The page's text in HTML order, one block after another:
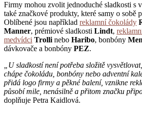
Firmy mohou zvolit jednoduché sladkosti s
také značkové produkty, které samy o sobě
Oblíbené jsou například reklamní čokolády
Manner, prémiové sladkosti Lindt,
medvídci Trolli nebo Haribo, bonbóny
dávkovače a bonbóny PEZ.
„U sladkostí není potřeba složitě
chápe čokoládu, bonbóny nebo adventní
přidá logo firmy a pěkné balení, vznikne
působí mile, nenásilně a přitom značku
doplňuje Petra Kaidlová.